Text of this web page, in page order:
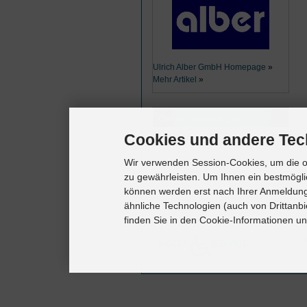
Ulrich Alber GmbH Homepage »
Mehr Artikel »
Cookie Einstellungen
Cookies und andere
Wir verwenden Session-Cookies, um die
zu gewährleisten. Um Ihnen ein
können werden erst nach Ihrer
ähnliche Technologien (auch von
finden Sie in den Cookie-Informationen